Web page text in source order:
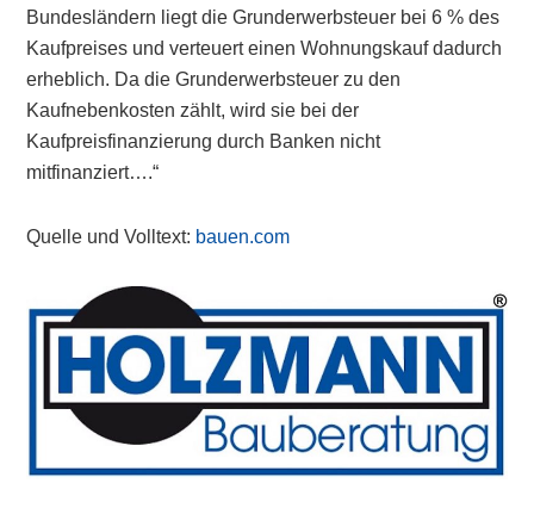
Bundesländern liegt die Grunderwerbsteuer bei 6 % des
Kaufpreises und verteuert einen Wohnungskauf dadurch
erheblich. Da die Grunderwerbsteuer zu den
Kaufnebenkosten zählt, wird sie bei der
Kaufpreisfinanzierung durch Banken nicht
mitfinanziert….“
Quelle und Volltext: bauen.com
Primary
Sidebar